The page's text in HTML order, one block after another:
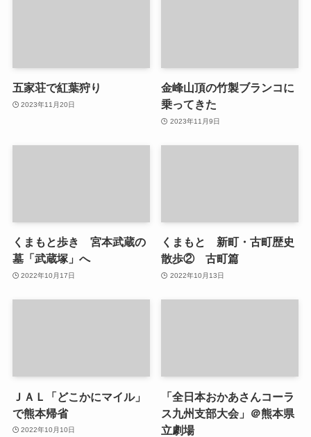
五家荘で紅葉狩り
2023年11月20日
金峰山頂の竹製ブランコに
乗ってきた
2023年11月9日
くまもと歩き 宮本武蔵の
墓「武蔵塚」へ
2022年10月17日
くまもと 新町・古町歴史
散歩② 古町篇
2022年10月13日
ＪＡＬ「どこかにマイル」
で熊本帰省
2022年10月10日
「全日本おかあさんコーラ
ス九州支部大会」＠熊本県
立劇場